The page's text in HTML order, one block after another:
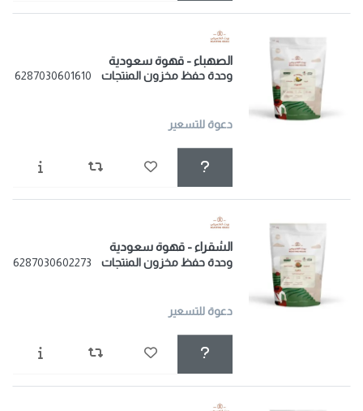
الصهباء - قهوة سعودية
وحدة حفظ مخزون المنتجات 6287030601610
دعوة للتسعير
الشقراء - قهوة سعودية
وحدة حفظ مخزون المنتجات 6287030602273
دعوة للتسعير